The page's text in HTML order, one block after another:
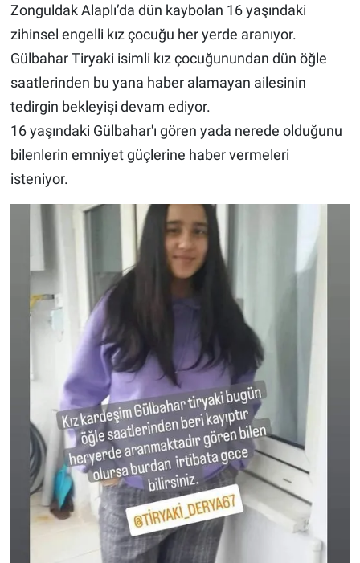
Zonguldak Alaplı’da dün kaybolan 16 yaşındaki
zihinsel engelli kız çocuğu her yerde aranıyor.
Gülbahar Tiryaki isimli kız çocuğunundan dün öğle
saatlerinden bu yana haber alamayan ailesinin
tedirgin bekleyişi devam ediyor.
16 yaşındaki Gülbahar'ı gören yada nerede olduğunu
bilenlerin emniyet güçlerine haber vermeleri
isteniyor.